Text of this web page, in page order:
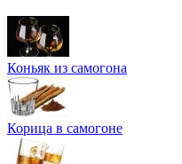
Коньяк из самогона
Корица в самогоне